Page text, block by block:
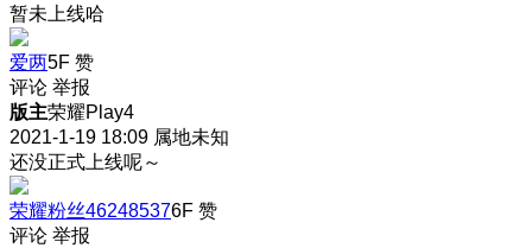
暂未上线哈
爱两5F 赞
评论 举报
版主荣耀Play4
2021-1-19 18:09 属地未知
还没正式上线呢～
荣耀粉丝462485376F 赞
评论 举报